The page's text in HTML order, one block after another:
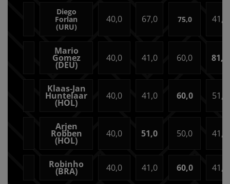
Diego
Forlan
(URU)
40,0 67,0 75,0 41,0
Mario
Gomez
(DEU)
40,0 41,0 60,0 81,0
Klaas-Jan
Huntelaar
(HOL)
40,0 41,0 60,0 51,0
Arjen
Robben
(HOL)
40,0 51,0 50,0 41,0
Robinho
(BRA) 40,0 41,0 60,0 41,0